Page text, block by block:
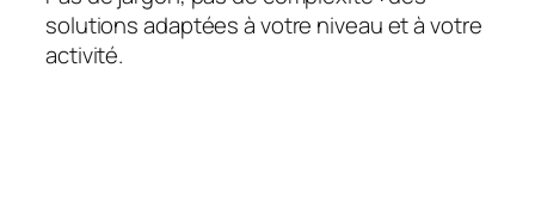
solutions adaptées à votre niveau et à votre
activité.